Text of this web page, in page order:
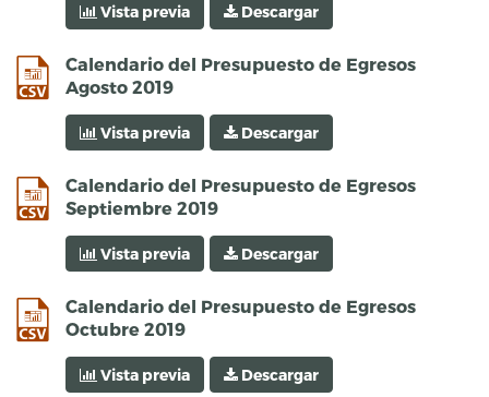
Vista previa Descargar
Calendario del Presupuesto de Egresos
Agosto 2019
csv
Vista previa Descargar
Calendario del Presupuesto de Egresos
Septiembre 2019
csv
Vista previa Descargar
Calendario del Presupuesto de Egresos
Octubre 2019
csv
Vista previa Descargar